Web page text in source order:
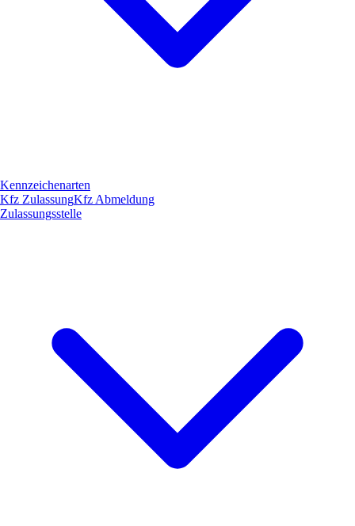
Kennzeichenarten
Kfz ZulassungKfz Abmeldung
Zulassungsstelle